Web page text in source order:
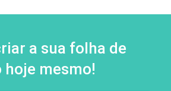
a sua folha de
hoje mesmo!